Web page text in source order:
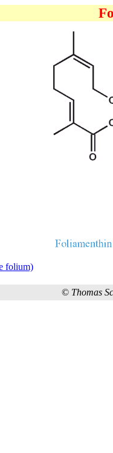
folium)
© Thomas